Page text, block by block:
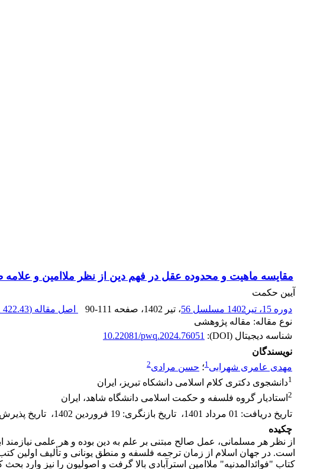
مقایسه ماهیت و محدوده عقل در فهم دین از نظر ملاامین و علامه
آیین حکمت
دوره 15، تیر1402 مسلسل 56
، تیر 1402 ، صفحه 90-111 اصل مقاله (422.43 K
نوع مقاله: مقاله پژوهشی
شناسه دیجیتال (DOI):
10.22081/pwq.2024.76051
نویسندگان
مهدی عامری شهرابی 1؛ حسن مرادی2
1دانشجوی دکتری کلام اسلامی دانشکاه تبریز، ایران
2 استادیار گروه فلسفه و حکمت اسلامی دانشگاه شاهد، ایران
تاریخ دریافت: 01 مرداد 1401 ، تاریخ بازنگری: 19 فروردین 1402 ، تاریخ پذیرش
چکیده
از نظر هر مسلمانی، عمل صالح مبتنی بر علم به دین بوده و هر علمی
است. در جهان اسلام از زمان ترجمه فلسفه و منطق یونانی و تألیف اولین
کتاب "فوائدالمدنیه" ملاامین استرآبادی بالا گرفت و اصولیون را نیز